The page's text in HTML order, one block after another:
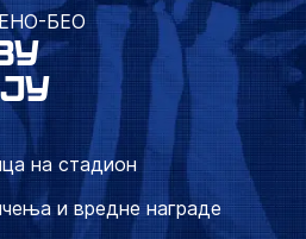
БЕО
на стадион
и вредне награде